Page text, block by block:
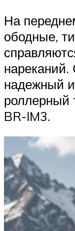
На
ободные,
надежный
роллерный
BR-IM3.